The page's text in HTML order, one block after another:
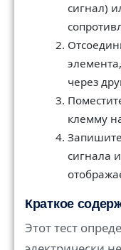
сигнал)
через
клемму
Запишите
сигнала
Краткое
Этот тест